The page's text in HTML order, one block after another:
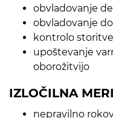
obvladovanje
obvladovanje
kontrolo storitve
upoštevanje
oborožitvijo
IZLOČILNA
nepravilno